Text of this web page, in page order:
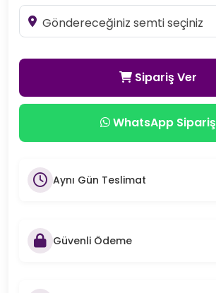
Sipariş Ver
WhatsApp Sipariş
Aynı Gün Teslimat
Güvenli Ödeme